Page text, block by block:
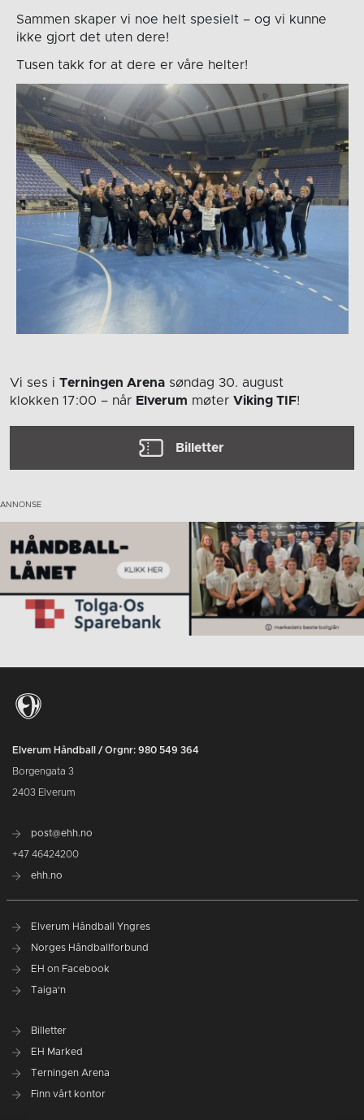
Sammen skaper vi noe helt spesielt – og vi kunne
ikke gjort det uten dere!
Tusen takk for at dere er våre helter!
Vi ses i Terningen Arena søndag 30. august
klokken 17:00 – når Elverum møter Viking TIF!
Billetter
Elverum Håndball / Orgnr: 980 549 364
Borgengata 3
2403 Elverum
post@ehh.no
+47 46424200
ehh.no
Elverum Håndball Yngres
Norges Håndballforbund
EH on Facebook
Taiga'n
Billetter
EH Marked
Terningen Arena
Finn vårt kontor